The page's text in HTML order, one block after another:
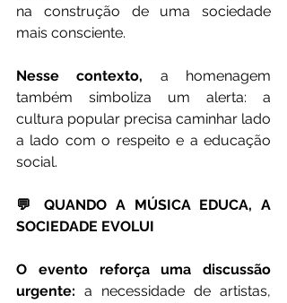
na construção de uma sociedade
mais consciente.
Nesse contexto, a homenagem
também simboliza um alerta: a
cultura popular precisa caminhar lado
a lado com o respeito e a educação
social.
💬 QUANDO A MÚSICA EDUCA, A
SOCIEDADE EVOLUI
O evento reforça uma discussão
urgente: a necessidade de artistas,